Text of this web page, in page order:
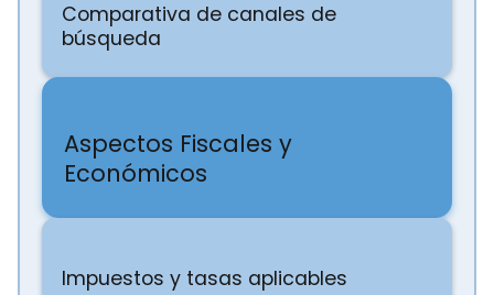
Comparativa de canales de
búsqueda
Aspectos Fiscales y
Económicos
Impuestos y tasas aplicables